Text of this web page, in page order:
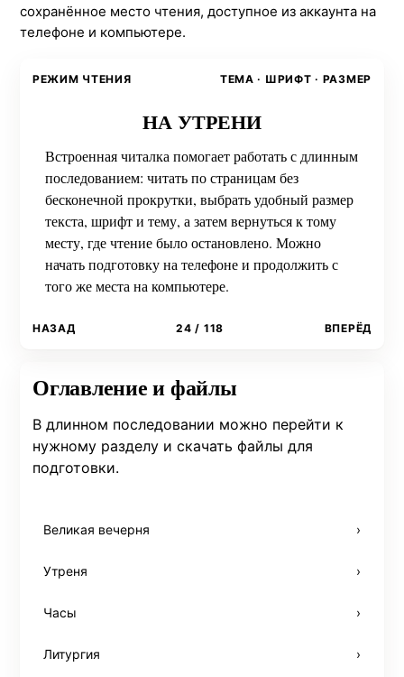
сохранённое место чтения, доступное из аккаунта на
телефоне и компьютере.
РЕЖИМ ЧТЕНИЯ ТЕМА · ШРИФТ · РАЗМЕР
НА УТРЕНИ
Встроенная читалка помогает работать с длинным
последованием: читать по страницам без
бесконечной прокрутки, выбрать удобный размер
текста, шрифт и тему, а затем вернуться к тому
месту, где чтение было остановлено. Можно
начать подготовку на телефоне и продолжить с
того же места на компьютере.
НАЗАД 24 / 118 ВПЕРЁД
Оглавление и файлы
В длинном последовании можно перейти к
нужному разделу и скачать файлы для
подготовки.
Великая вечерня ›
Утреня ›
Часы ›
Литургия ›